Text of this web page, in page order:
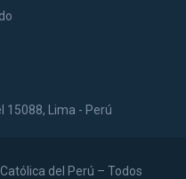
15088, Lima - Perú
del Perú – Todos